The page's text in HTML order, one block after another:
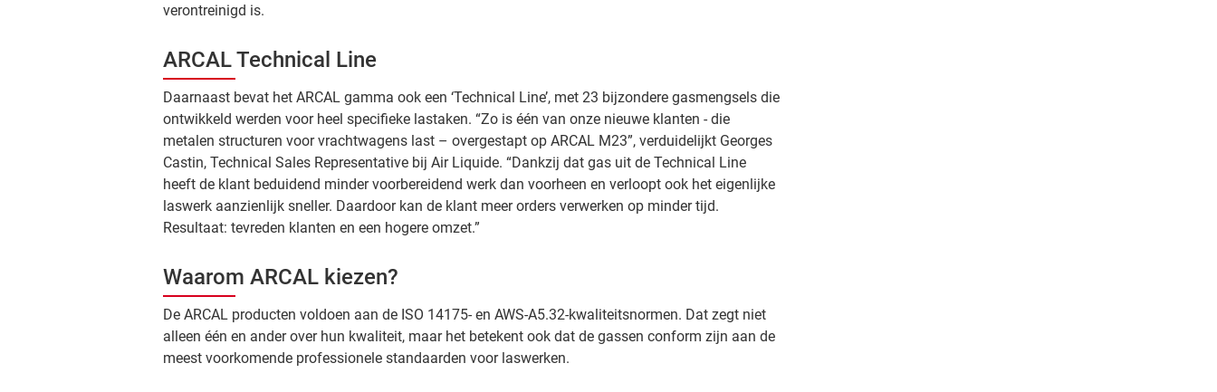
verontreinigd is.
ARCAL Technical Line
Daarnaast bevat het ARCAL gamma ook een ‘Technical Line’, met 23 bijzondere gasmengsels die
ontwikkeld werden voor heel specifieke lastaken. “Zo is één van onze nieuwe klanten - die
metalen structuren voor vrachtwagens last – overgestapt op ARCAL M23”, verduidelijkt Georges
Castin, Technical Sales Representative bij Air Liquide. “Dankzij dat gas uit de Technical Line
heeft de klant beduidend minder voorbereidend werk dan voorheen en verloopt ook het eigenlijke
laswerk aanzienlijk sneller. Daardoor kan de klant meer orders verwerken op minder tijd.
Resultaat: tevreden klanten en een hogere omzet.”
Waarom ARCAL kiezen?
De ARCAL producten voldoen aan de ISO 14175- en AWS-A5.32-kwaliteitsnormen. Dat zegt niet
alleen één en ander over hun kwaliteit, maar het betekent ook dat de gassen conform zijn aan de
meest voorkomende professionele standaarden voor laswerken.